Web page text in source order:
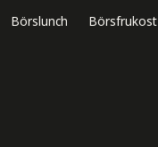
Börslunch Börsfrukost